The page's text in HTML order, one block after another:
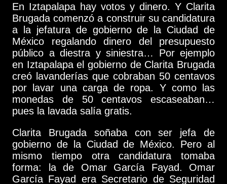
En Iztapalapa hay votos y dinero. Y Clarita
Brugada comenzó a construir su candidatura
a la jefatura de gobierno de la Ciudad de
México regalando dinero del presupuesto
público a diestra y siniestra… Por ejemplo
en Iztapalapa el gobierno de Clarita Brugada
creó lavanderías que cobraban 50 centavos
por lavar una carga de ropa. Y como las
monedas de 50 centavos escaseaban…
pues la lavada salía gratis.
Clarita Brugada soñaba con ser jefa de
gobierno de la Ciudad de México. Pero al
mismo tiempo otra candidatura tomaba
forma: la de Omar García Fayad. Omar
García Fayad era Secretario de Seguridad